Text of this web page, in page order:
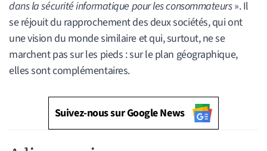
dans la sécurité informatique pour les consommateurs». Il
se réjouit du rapprochement des deux sociétés, qui ont
une vision du monde similaire et qui, surtout, ne se
marchent pas sur les pieds : sur le plan géographique,
elles sont complémentaires.
Suivez-nous sur Google News